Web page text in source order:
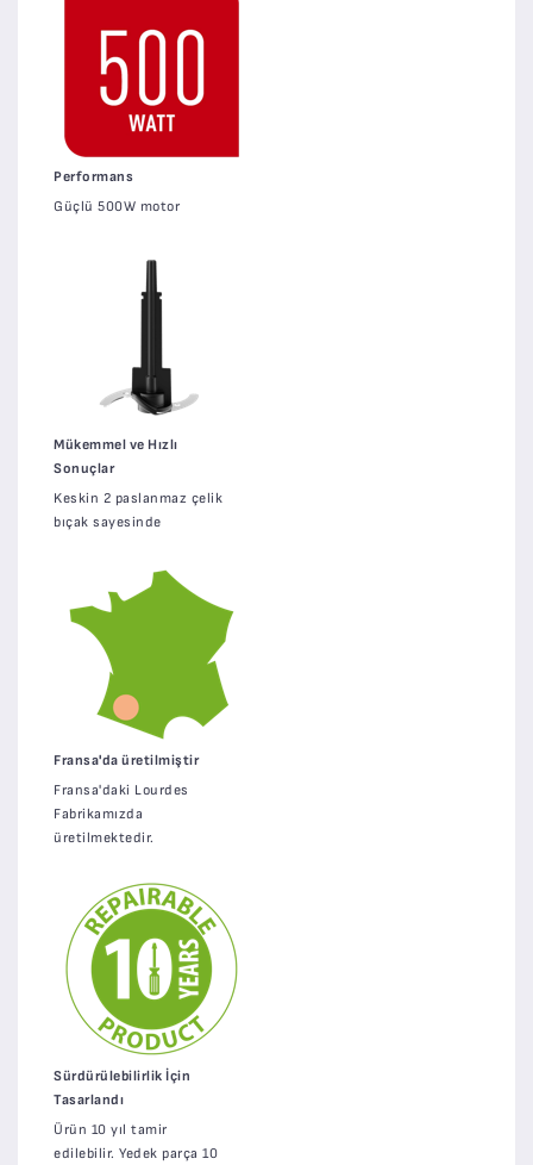
Performans
Güçlü 500W motor
Mükemmel ve Hızlı
Sonuçlar
Keskin 2 paslanmaz çelik
bıçak sayesinde
Fransa'da üretilmiştir
Fransa'daki Lourdes
Fabrikamızda
üretilmektedir.
Sürdürülebilirlik İçin
Tasarlandı
Ürün 10 yıl tamir
edilebilir. Yedek parça 10